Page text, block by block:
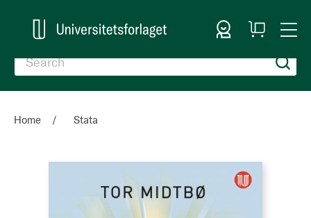
Sign In
My
Cart
Home Stata